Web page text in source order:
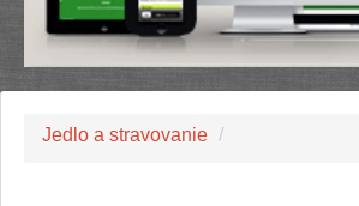
Jedlo a stravovanie /